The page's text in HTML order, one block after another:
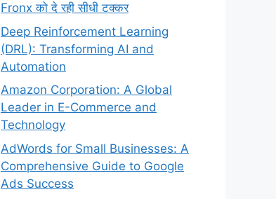
Fronx को दे रही सीधी टक्कर
Deep Reinforcement Learning
(DRL): Transforming AI and
Automation
Amazon Corporation: A Global
Leader in E-Commerce and
Technology
AdWords for Small Businesses: A
Comprehensive Guide to Google
Ads Success